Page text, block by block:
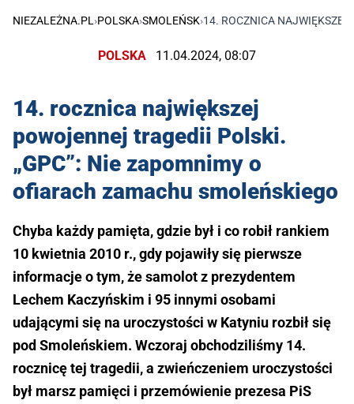
NIEZALEŻNA.PL ›POLSKA›SMOLEŃSK›14. ROCZNICA NAJWIĘKSZEJ
POLSKA 11.04.2024, 08:07
14. rocznica największej
powojennej tragedii Polski.
„GPC”: Nie zapomnimy o
ofiarach zamachu smoleńskiego
Chyba każdy pamięta, gdzie był i co robił rankiem
10 kwietnia 2010 r., gdy pojawiły się pierwsze
informacje o tym, że samolot z prezydentem
Lechem Kaczyńskim i 95 innymi osobami
udającymi się na uroczystości w Katyniu rozbił się
pod Smoleńskiem. Wczoraj obchodziliśmy 14.
rocznicę tej tragedii, a zwieńczeniem uroczystości
był marsz pamięci i przemówienie prezesa PiS